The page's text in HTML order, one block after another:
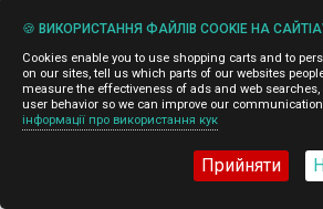
1 200 грн.
🍪 ВИКОРИСТАННЯ ФАЙЛІВ COOKIE НА
Cookies enable you to use shopping carts and to
on our sites, tell us which parts of our websites
measure the effectiveness of ads and web
user behavior so we can improve our
інформації про використання кук
Прийняти